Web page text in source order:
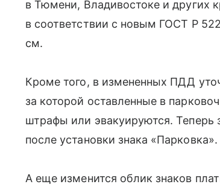
в Тюмени, Владивостоке и других
в соответствии с новым ГОСТ Р
см.
Кроме того, в измененных ПДД
за которой оставленные в
штрафы или эвакуируются. Теперь
после установки знака «Парковка».
А еще изменится облик знаков